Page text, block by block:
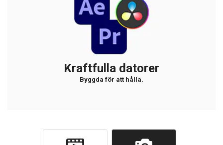
Kraftfulla datorer
Byggda för att hålla.